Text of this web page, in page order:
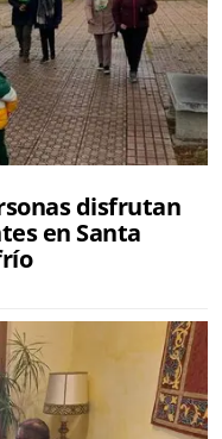
disfrutan
en Santa